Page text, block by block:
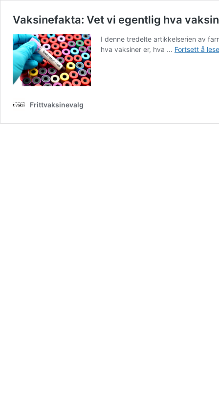
Vaksinefakta: Vet vi egentlig hva
I denne tredelte artikkelserien av
hva vaksiner er, hva … Fortsett å lese
Frittvaksinevalg